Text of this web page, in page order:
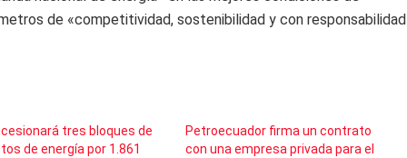
de «competitividad, sostenibilidad y con responsabilidad
tres bloques de
de energía por 1.861
Petroecuador firma un contrato
con una empresa privada para el